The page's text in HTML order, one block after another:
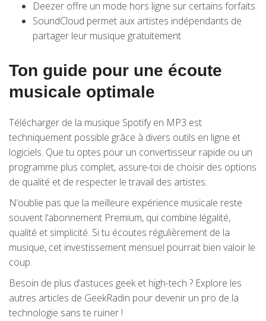
Deezer offre un mode hors ligne sur certains forfaits
SoundCloud permet aux artistes indépendants de
partager leur musique gratuitement
Ton guide pour une écoute
musicale optimale
Télécharger de la musique Spotify en MP3 est
techniquement possible grâce à divers outils en ligne et
logiciels. Que tu optes pour un convertisseur rapide ou un
programme plus complet, assure-toi de choisir des options
de qualité et de respecter le travail des artistes.
N’oublie pas que la meilleure expérience musicale reste
souvent l’abonnement Premium, qui combine légalité,
qualité et simplicité. Si tu écoutes régulièrement de la
musique, cet investissement mensuel pourrait bien valoir le
coup.
Besoin de plus d’astuces geek et high-tech ? Explore les
autres articles de GeekRadin pour devenir un pro de la
technologie sans te ruiner !